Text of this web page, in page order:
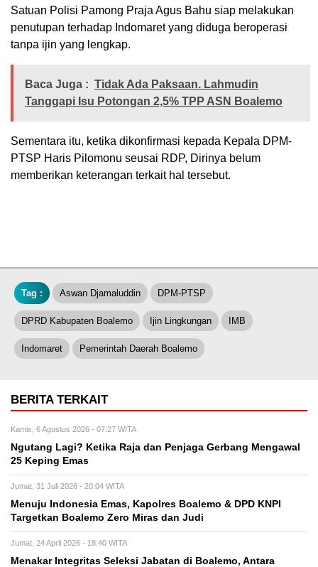
Satuan Polisi Pamong Praja Agus Bahu siap melakukan
penutupan terhadap Indomaret yang diduga beroperasi
tanpa ijin yang lengkap.
Baca Juga : Tidak Ada Paksaan. Lahmudin
Tanggapi Isu Potongan 2,5% TPP ASN Boalemo
Sementara itu, ketika dikonfirmasi kepada Kepala DPM-
PTSP Haris Pilomonu seusai RDP, Dirinya belum
memberikan keterangan terkait hal tersebut.
Tag : Aswan Djamaluddin DPM-PTSP
DPRD Kabupaten Boalemo Ijin Lingkungan IMB
Indomaret Pemerintah Daerah Boalemo
BERITA TERKAIT
Kamis, 6 Agustus 2026 - 07:27 WITA
Ngutang Lagi? Ketika Raja dan Penjaga Gerbang Mengawal
25 Keping Emas
Jumat, 31 Juli 2026 - 20:04 WITA
Menuju Indonesia Emas, Kapolres Boalemo & DPD KNPI
Targetkan Boalemo Zero Miras dan Judi
Jumat, 24 April 2026 - 18:40 WITA
Menakar Integritas Seleksi Jabatan di Boalemo, Antara